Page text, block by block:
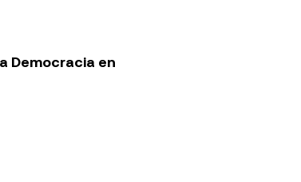
Democracia en